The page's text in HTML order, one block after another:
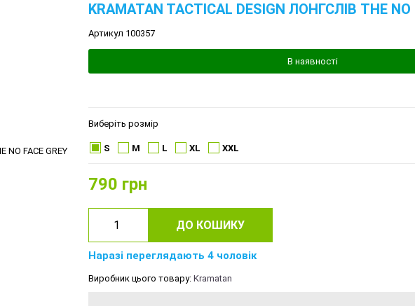
KRAMATAN TACTICAL DESIGN ЛОНГСЛІВ THE NO
Артикул 100357
В наявності
Виберіть розмір
S M L XL XXL
790 грн
ДО КОШИКУ
Наразі переглядають 4 чоловік
Виробник цього товару: Kramatan